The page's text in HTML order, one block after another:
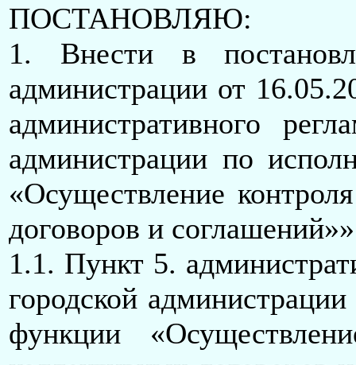
ПОСТАНОВЛЯЮ:
1. Внести в
администрации от
административного
администрации по
«Осуществление
договоров и
1.1. Пункт 5.
городской
функции